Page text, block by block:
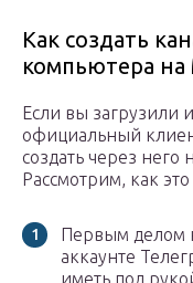
Как создать
компьютера на
Если вы загрузили
официальный
создать через него
Рассмотрим, как это
Первым делом
аккаунте
иметь под